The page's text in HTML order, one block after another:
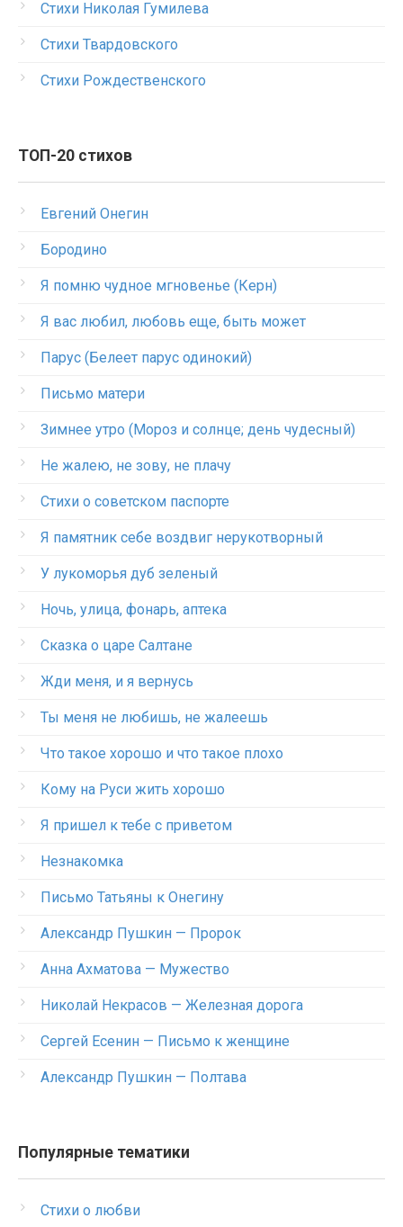
Стихи Николая Гумилева
Стихи Твардовского
Стихи Рождественского
ТОП-20 стихов
Евгений Онегин
Бородино
Я помню чудное мгновенье (Керн)
Я вас любил, любовь еще, быть может
Парус (Белеет парус одинокий)
Письмо матери
Зимнее утро (Мороз и солнце; день чудесный)
Не жалею, не зову, не плачу
Стихи о советском паспорте
Я памятник себе воздвиг нерукотворный
У лукоморья дуб зеленый
Ночь, улица, фонарь, аптека
Сказка о царе Салтане
Жди меня, и я вернусь
Ты меня не любишь, не жалеешь
Что такое хорошо и что такое плохо
Кому на Руси жить хорошо
Я пришел к тебе с приветом
Незнакомка
Письмо Татьяны к Онегину
Александр Пушкин — Пророк
Анна Ахматова — Мужество
Николай Некрасов — Железная дорога
Сергей Есенин — Письмо к женщине
Александр Пушкин — Полтава
Популярные тематики
Стихи о любви